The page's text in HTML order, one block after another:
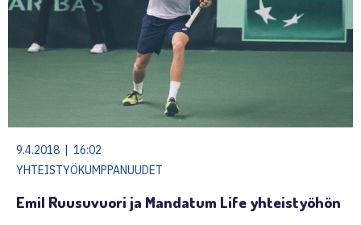
9.4.2018 | 16:02
YHTEISTYÖKUMPPANUUDET
Emil Ruusuvuori ja Mandatum Life yhteistyöhön